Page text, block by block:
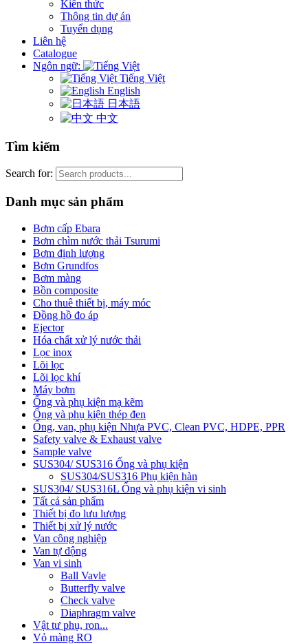
Kiến thức
Thông tin dự án
Tuyển dụng
Liên hệ
Catalogue
Ngôn ngữ:
Tiếng Việt
English
日本語
中文
Tìm kiếm
Search for:
Danh mục sản phẩm
Bơm cấp Ebara
Bơm chìm nước thải Tsurumi
Bơm định lượng
Bơm Grundfos
Bơm màng
Bồn composite
Cho thuê thiết bị, máy móc
Đồng hồ đo áp
Ejector
Hóa chất xử lý nước thải
Lọc inox
Lõi lọc
Lõi lọc khí
Máy bơm
Ống và phụ kiện mạ kẽm
Ống và phụ kiện thép đen
Ống, van, phụ kiện Nhựa PVC, Clean PVC, HDPE, PPR
Safety valve & Exhaust valve
Sample valve
SUS304/ SUS316 Ống và phụ kiện
SUS304/SUS316 Phụ kiện hàn
SUS304/ SUS316L Ống và phụ kiện vi sinh
Tất cả sản phẩm
Thiết bị đo lưu lượng
Thiết bị xử lý nước
Van công nghiệp
Van tự động
Van vi sinh
Ball Vavle
Butterfly valve
Check valve
Diaphragm valve
Vật tư phụ, ron...
Vỏ màng RO